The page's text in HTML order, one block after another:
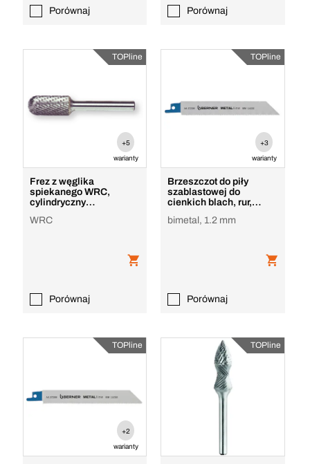
Porównaj Porównaj
TOPline
+5
warianty
Frez z węglika
spiekanego WRC,
cylindryczny
WRC
Porównaj
TOPline
+3
warianty
Brzeszczot do piły
szablastowej do
cienkich blach, rur,
bimetal, 1.2 mm
Porównaj
TOPline
+2
warianty
TOPline